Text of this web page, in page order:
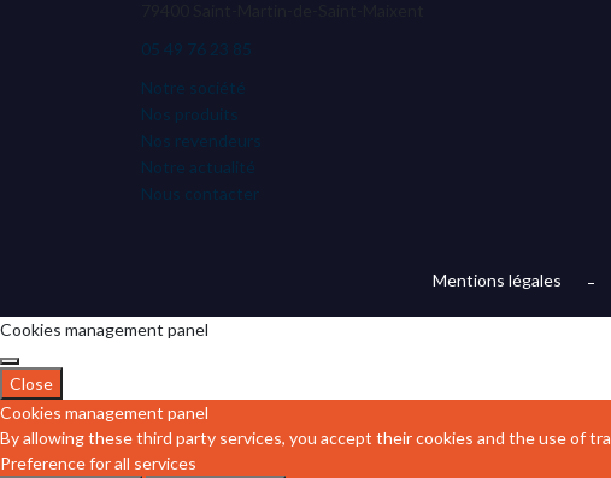
05 49 76 23 85
Notre société
Nos produits
Nos revendeurs
Notre actualité
Nous contacter
Mentions légales
Cookies management panel
Close
Cookies management panel
By allowing these third party services, you accept their cookies and the use of
Preference for all services